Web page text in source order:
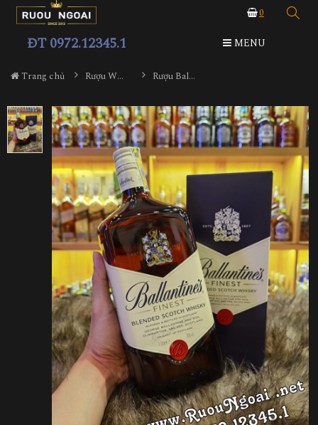
0
ĐT 0972.12345.1 MENU
Trang chủ Rượu Whisky Rượu Ballantine's Finest 1000ml